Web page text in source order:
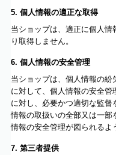
5. 個人情報の適正な取得
当ショップは、適正に個人情
り取得しません。
6. 個人情報の安全管理
当ショップは、個人情報の紛
に対して、個人情報の安全管
に対し、必要かつ適切な監督
情報の取扱いの全部又は一部
情報の安全管理が図られるよ
7. 第三者提供